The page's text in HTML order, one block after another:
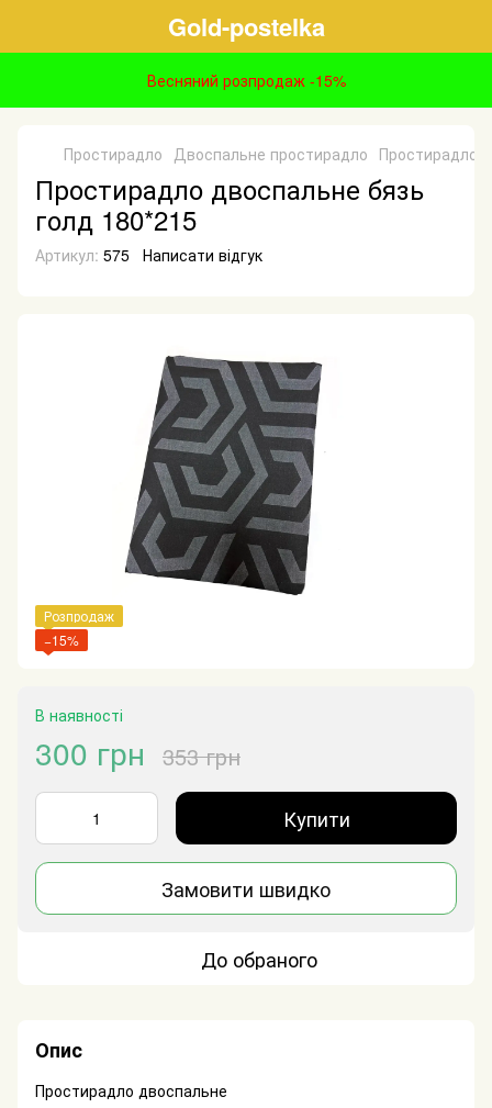
Gold-postelka
Весняний розпродаж -15%
Простирадло Двоспальне простирадло Простирадло
Простирадло двоспальне бязь
голд 180*215
Артикул: 575 Написати відгук
Розпродаж
−15%
В наявності
300 грн 353 грн
Купити
Замовити швидко
До обраного
Опис
Простирадло двоспальне